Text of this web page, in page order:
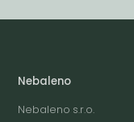
Nebaleno
Nebaleno s.r.o.